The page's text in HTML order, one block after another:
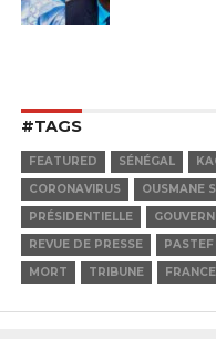
#TAGS
FEATURED SÉNÉGAL
CORONAVIRUS
OUSMANE
PRÉSIDENTIELLE
REVUE DE PRESSE
PASTEF
MORT
TRIBUNE FRANCE